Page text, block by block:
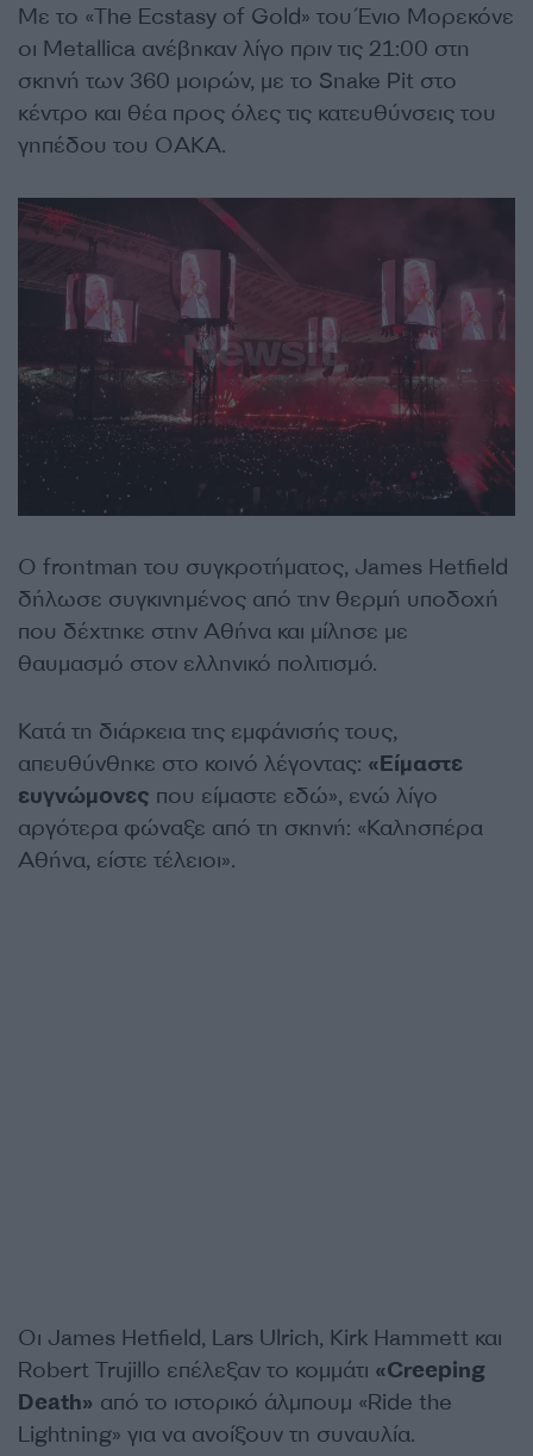
Με το «The Ecstasy of Gold» του Ένιο Μορεκόνε
οι Metallica ανέβηκαν λίγο πριν τις 21:00 στη
σκηνή των 360 μοιρών, με το Snake Pit στο
κέντρο και θέα προς όλες τις κατευθύνσεις του
γηπέδου του ΟΑΚΑ.
O frontman του συγκροτήματος, James Hetfield
δήλωσε συγκινημένος από την θερμή υποδοχή
που δέχτηκε στην Αθήνα και μίλησε με
θαυμασμό στον ελληνικό πολιτισμό.
Κατά τη διάρκεια της εμφάνισής τους,
απευθύνθηκε στο κοινό λέγοντας: «Είμαστε
ευγνώμονες που είμαστε εδώ», ενώ λίγο
αργότερα φώναξε από τη σκηνή: «Καλησπέρα
Αθήνα, είστε τέλειοι».
Οι James Hetfield, Lars Ulrich, Kirk Hammett και
Robert Trujillo επέλεξαν το κομμάτι «Creeping
Death» από το ιστορικό άλμπουμ «Ride the
Lightning» για να ανοίξουν τη συναυλία.